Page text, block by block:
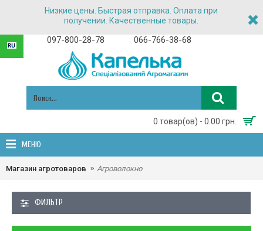
Низкие цены. Быстрая отправка. Оплата при
получении. Качественные товары.
097-800-28-78 066-766-38-68
0 товар(ов) - 0.00 грн.
МЕНЮ
Магазин агротоваров Агроволокно
ФИЛЬТР